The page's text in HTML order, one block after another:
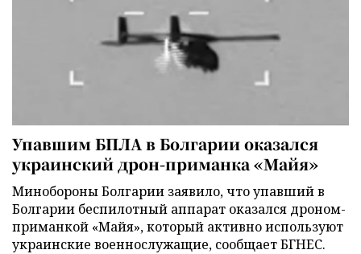
Упавшим БПЛА в Болгарии оказался
украинский дрон-приманка «Майя»
Минобороны Болгарии заявило, что упавший в
Болгарии беспилотный аппарат оказался дроном-
приманкой «Майя», который активно используют
украинские военнослужащие, сообщает БГНЕС.